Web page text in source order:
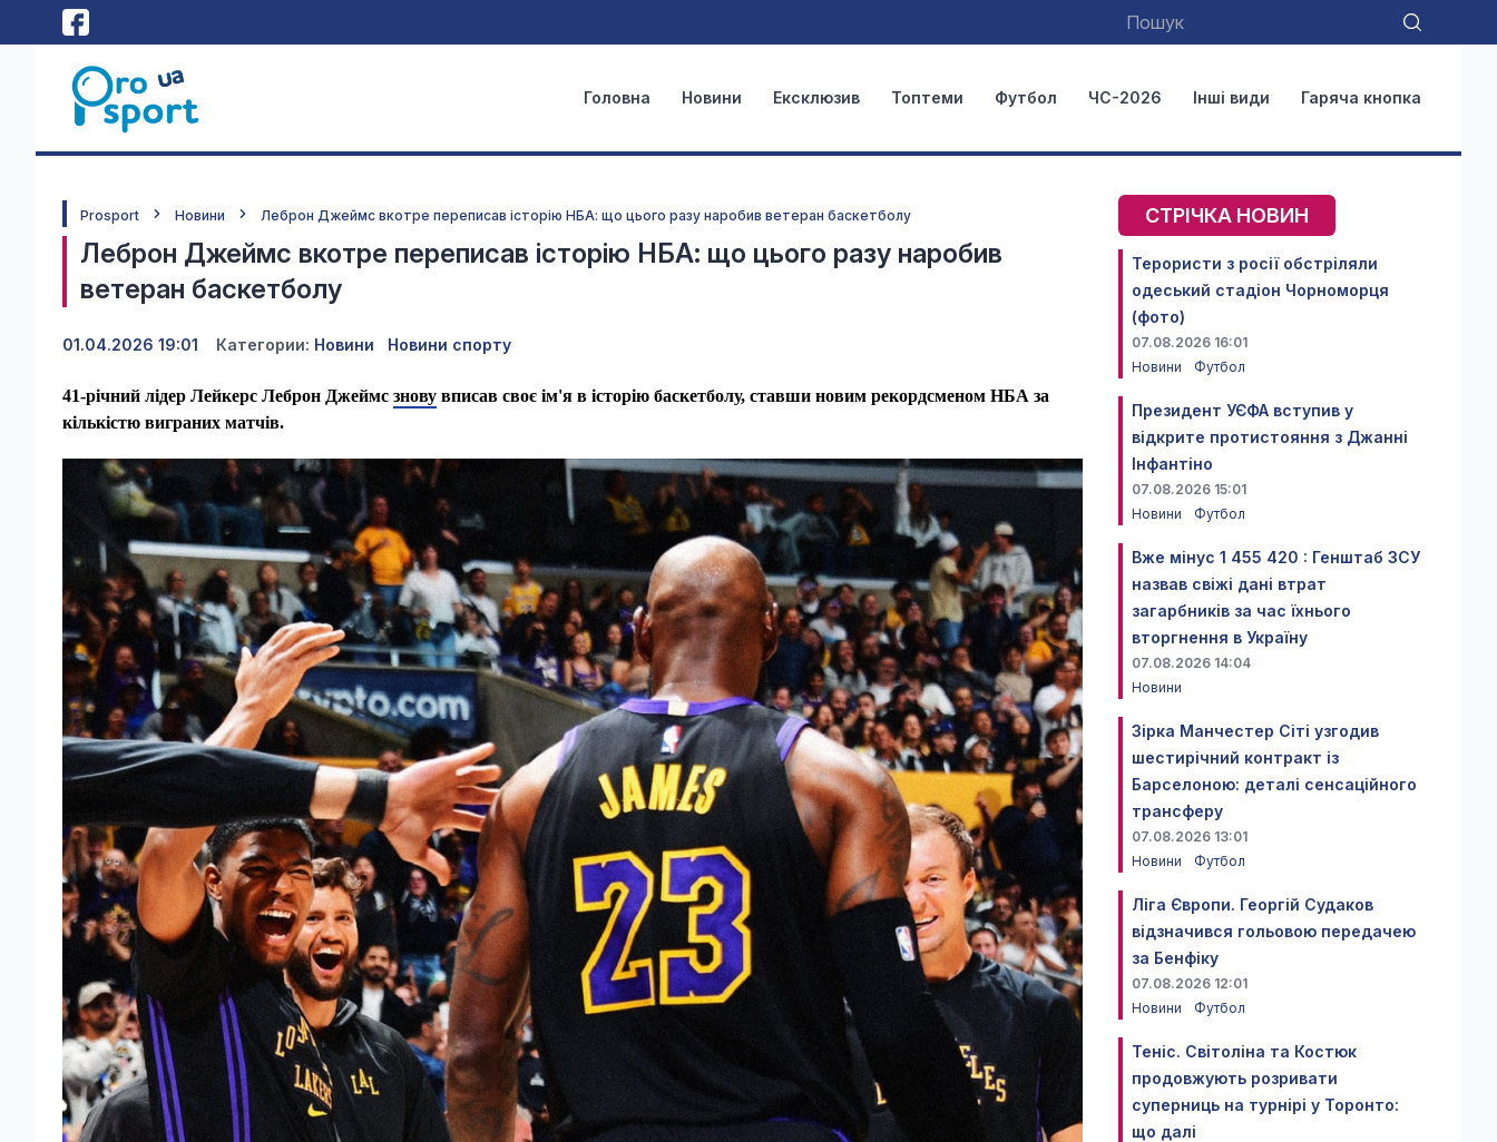
Головна Новини Ексклюзив Топтеми Футбол ЧС-2026 Інші види Гаряча кнопка
Prosport Новини Леброн Джеймс вкотре переписав історію НБА: що цього разу наробив ветеран баскетболу
Леброн Джеймс вкотре переписав історію НБА: що цього разу наробив
ветеран баскетболу
01.04.2026 19:01 Категории: Новини Новини спорту
41-річний лідер Лейкерс Леброн Джеймс знову вписав своє ім'я в історію баскетболу, ставши новим рекордсменом НБА за
кількістю виграних матчів.
СТРІЧКА НОВИН
Терористи з росії обстріляли
одеський стадіон Чорноморця
(фото)
07.08.2026 16:01
Новини
Футбол
Президент УЄФА вступив у
відкрите протистояння з Джанні
Інфантіно
07.08.2026 15:01
Новини
Футбол
Вже мінус 1 455 420 : Генштаб ЗСУ
назвав свіжі дані втрат
загарбників за час їхнього
вторгнення в Україну
07.08.2026 14:04
Новини
Зірка Манчестер Сіті узгодив
шестирічний контракт із
Барселоною: деталі сенсаційного
трансферу
07.08.2026 13:01
Новини
Футбол
Ліга Європи. Георгій Судаков
відзначився гольовою передачею
за Бенфіку
07.08.2026 12:01
Новини
Футбол
Теніс. Світоліна та Костюк
продовжують розривати
суперниць на турнірі у Торонто:
що далі